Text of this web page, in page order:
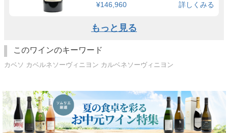
¥146,960 詳しくみる
もっと見る
このワインのキーワード
カベソ カベルネソーヴィニヨン カルベネソーヴィニヨン